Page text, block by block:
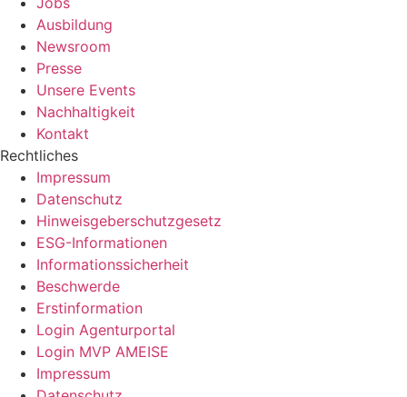
Ausbildung
Newsroom
Presse
Unsere Events
Nachhaltigkeit
Kontakt
Rechtliches
Impressum
Datenschutz
Hinweisgeberschutzgesetz
ESG-Informationen
Informationssicherheit
Beschwerde
Erstinformation
Login Agenturportal
Login MVP AMEISE
Impressum